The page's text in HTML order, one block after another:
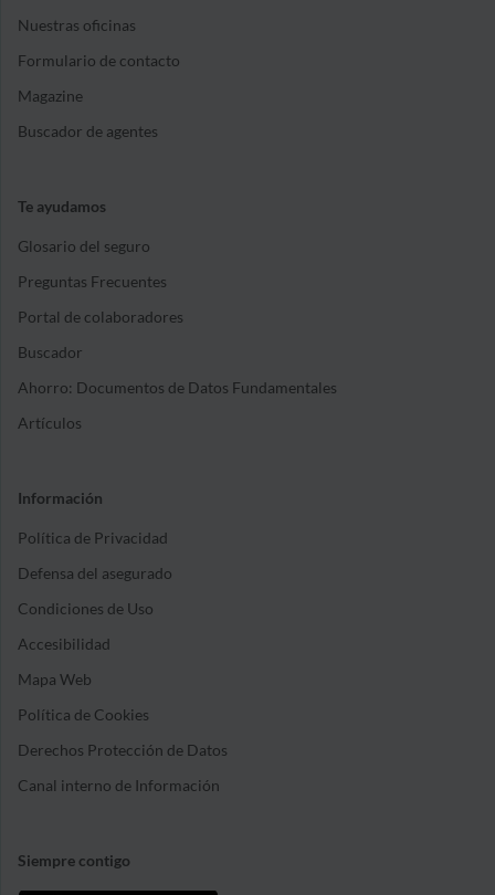
Nuestras oficinas
Formulario de contacto
Magazine
Buscador de agentes
Te ayudamos
Glosario del seguro
Preguntas Frecuentes
Portal de colaboradores
Buscador
Ahorro: Documentos de Datos Fundamentales
Artículos
Información
Política de Privacidad
Defensa del asegurado
Condiciones de Uso
Accesibilidad
Mapa Web
Política de Cookies
Derechos Protección de Datos
Canal interno de Información
Siempre contigo